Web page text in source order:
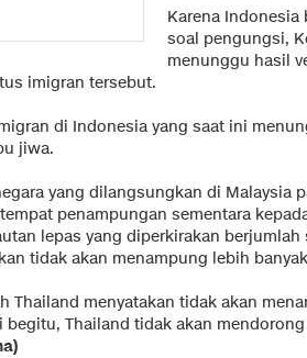
Karena Indonesia
soal pengungsi,
menunggu hasil
imigran tersebut.
di Indonesia yang saat ini
jiwa.
yang dilangsungkan di Malaysia
penampungan sementara
lepas yang diperkirakan
tidak akan menampung lebih
Thailand menyatakan tidak akan
Thailand tidak akan